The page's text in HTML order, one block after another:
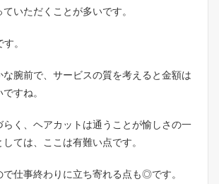
いただくことが多いです。
。
腕前で、サービスの質を考えると金額は
すね。
く、ヘアカットは通うことが愉しさの一
ては、ここは有難い点です。
で仕事終わりに立ち寄れる点も◎です。